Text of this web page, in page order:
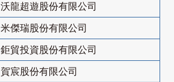
沃龍超遊股份有限公司
米傑瑞股份有限公司
鉅貿投資股份有限公司
賀宸股份有限公司